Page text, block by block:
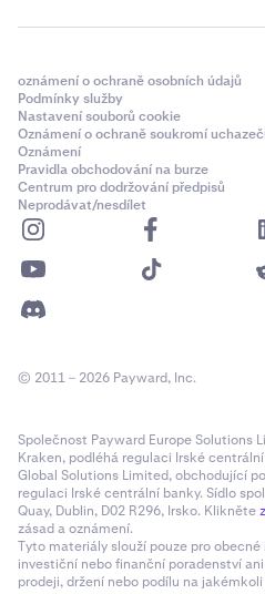
oznámení o ochraně osobních údajů
Podmínky služby
Nastavení souborů cookie
Oznámení o ochraně soukromí
Oznámení
Pravidla obchodování na burze
Centrum pro dodržování předpisů
Neprodávat/nesdílet
© 2011 – 2026 Payward, Inc.
Společnost Payward Europe Solutions
Kraken, podléhá regulaci Irské
Global Solutions Limited, obchodující
regulaci Irské centrální banky. Sídlo
Quay, Dublin, D02 R296, Irsko. Klikněte
zásad a oznámení.
Tyto materiály slouží pouze pro
investiční nebo finanční poradenství
prodeji, držení nebo podílu na